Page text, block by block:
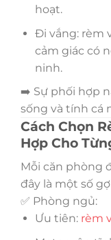
hoạt.
Đi vắng: rèm
cảm giác có
ninh.
➡️ Sự phối hợp
sống và tính cá
Cách Chọn
Hợp Cho
Mỗi căn phòng
đây là một số
✅ Phòng ngủ:
Ưu tiên: rèm